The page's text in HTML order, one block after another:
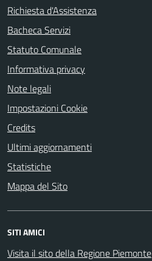
Richiesta d'Assistenza
Bacheca Servizi
Statuto Comunale
Informativa privacy
Note legali
Impostazioni Cookie
Credits
Ultimi aggiornamenti
Statistiche
Mappa del Sito
SITI AMICI
Visita il sito della Regione Piemonte